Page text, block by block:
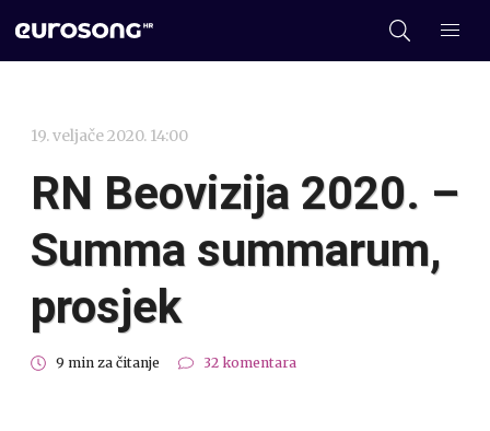
19. veljače 2020. 14:00
RN Beovizija 2020. –
Summa summarum,
prosjek
9 min za čitanje 32 komentara